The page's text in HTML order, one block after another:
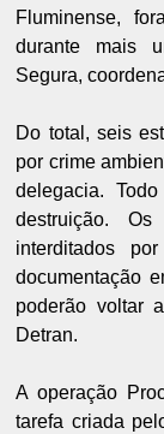
Fluminense,
durante mais
Segura,
Do total, seis
por crime
delegacia.
destruição. Os
interditados
documentação
poderão voltar
Detran.
A operação
tarefa criada